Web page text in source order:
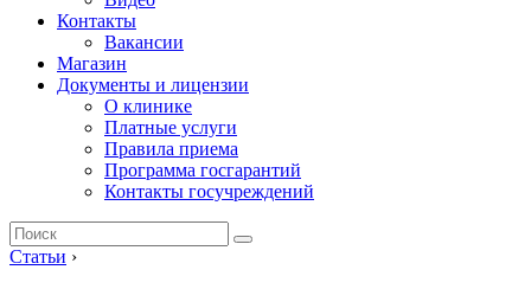
Контакты
Вакансии
Магазин
Документы и лицензии
О клинике
Платные услуги
Правила приема
Программа госгарантий
Контакты госучреждений
Статьи ›